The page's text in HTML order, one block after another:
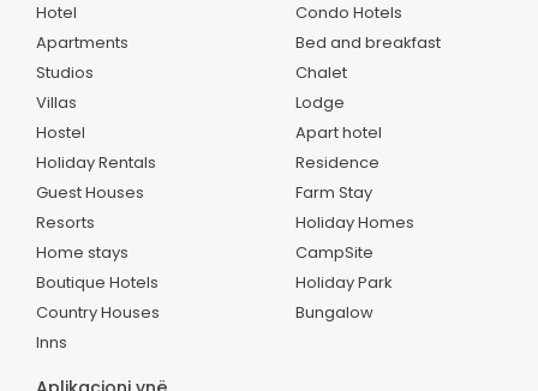
Hotel
Apartments
Studios
Villas
Hostel
Holiday Rentals
Guest Houses
Resorts
Home stays
Boutique Hotels
Country Houses
Inns
Condo Hotels
Bed and breakfast
Chalet
Lodge
Apart hotel
Residence
Farm Stay
Holiday Homes
CampSite
Holiday Park
Bungalow